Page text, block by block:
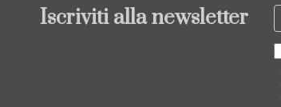
Iscriviti alla newsletter